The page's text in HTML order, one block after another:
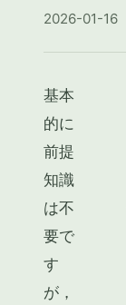
2026-01-16
基本
的に
前提
知識
は不
要で
す
が，